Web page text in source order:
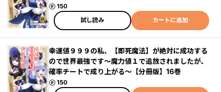
150
ポイント
試し読み
カートに追加
幸運値９９９の私、【即死魔法】が絶対に成功する
ので世界最強です～魔力値１で追放されましたが、
確率チートで成り上がる～【分冊版】16巻
150
ポイント